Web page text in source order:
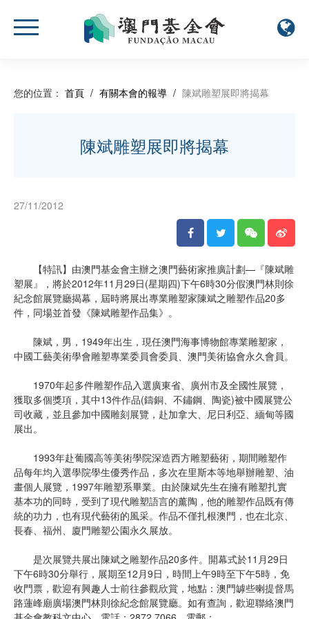
您的位置： 首頁 / 有關本會的報導 / 陳斌雕塑展即將揭幕
陳斌雕塑展即將揭幕
27/11/2012
【特訊】由澳門基金會主辦之澳門藝術家推廣計劃—『陳斌雕
塑展』，將於2012年11月29日(星期四)下午6時30分假澳門林則徐
紀念館展覽廳揭幕，屆時將展出專業雕塑家陳斌之雕塑作品20多
件，同場並首發《陳斌雕塑作品集》。
陳斌，男，1949年出生，現任澳門海事博物館專業雕塑家，
中國工藝美術學會雕塑專業委員會委員、澳門美術協會永久會員。
1970年起多件雕塑作品入選廣東省、廣州市及全國性展覽，
獲取多個獎項，其中13件作品(鑄銅、不鏽鋼、陶瓷)被中國展覽公
司收藏，並且參加中國雕刻展覽，赴加拿大、尼日利亞、緬甸等國
展出。
1993年赴葡國高等美術學院深造西方雕塑藝術，期間雕塑作
品每年均入選學院學生優秀作品，多次在里斯本等地舉辦雕塑、油
畫個人展覽，1997年雕塑系畢業。由於陳斌先生在擁有雕塑扎實
基本功的同時，受到了現代雕塑語言的薰陶，他的雕塑作品既有傳
統的功力，也有現代藝術的風采。作品不僅扎根澳門，也在北京、
長春、福州、廈門雕塑公園永久展放。
是次展覽共展出陳斌之雕塑作品20多件。開幕式於11月29日
下午6時30分舉行，展期至12月9日，時間上午9時至下午5時，免
收門票，歡迎有興趣人士前往參觀欣賞，地點：澳門罅些喇提督馬
路蓮峰廟廣場澳門林則徐紀念館展覽廳。如有查詢，歡迎聯絡澳門